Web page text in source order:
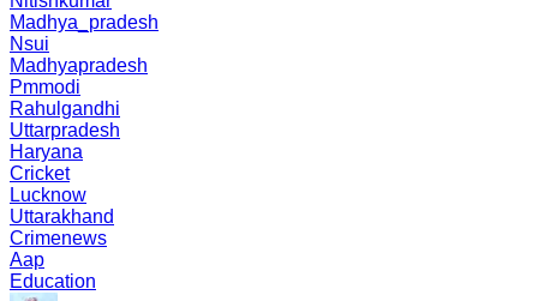
Madhya_pradesh
Nsui
Madhyapradesh
Pmmodi
Rahulgandhi
Uttarpradesh
Haryana
Cricket
Lucknow
Uttarakhand
Crimenews
Aap
Education